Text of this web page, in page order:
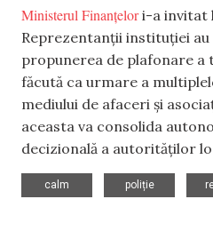
Ministerul Finanțelori-a invitat
Reprezentanții instituției
propunerea de plafonare a
făcută ca urmare a
mediului de afaceri și
aceasta va consolida
decizională a autorităților
calm
poliție